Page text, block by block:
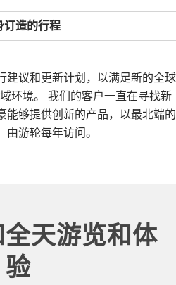
订造的行程
建议和更新计划，以满足新的全球
环境。 我们的客户一直在寻找新
能够提供创新的产品，以最北端的
游轮每年访问。
天游览和体
验